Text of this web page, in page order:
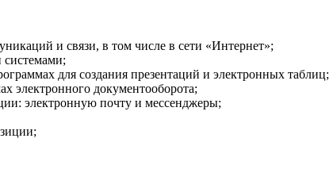
и связи, в том числе в сети «Интернет»;
для создания презентаций и электронных таблиц;
электронного документооборота;
электронную почту и мессенджеры;